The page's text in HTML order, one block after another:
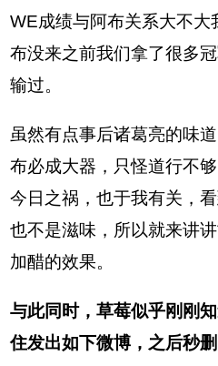
WE成绩与阿布关系大不大
布没来之前我们拿了很多
输过。
虽然有点事后诸葛亮的味
布必成大器，只怪道行不
今日之祸，也于我有关，
也不是滋味，所以就来讲
加醋的效果。
与此同时，草莓似乎刚刚
住发出如下微博，之后秒删